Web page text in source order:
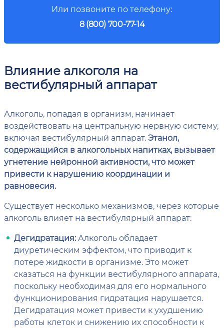
Или позвоните по телефону:
8 (800) 700-77-14
Влияние алкоголя на
вестибулярный аппарат
Алкоголь, попадая в организм, начинает
воздействовать на центральную нервную систему,
включая вестибулярный аппарат.Этанол,
содержащийся в алкогольных напитках, вызывает
угнетение нейронной активности, что может
привести к нарушению координации и
равновесия.
Существует несколько механизмов, через которые
алкоголь влияет на вестибулярный аппарат:
Дегидратация:Алкоголь обладает
диуретическим эффектом, что приводит к
потере жидкости в организме. Это может
сказаться на функции вестибулярного аппарата,
поскольку необходимая для его нормального
функционирования гидратация нарушается.
Дегидратация может привести к ухудшению
работы клеток и снижению их способности к